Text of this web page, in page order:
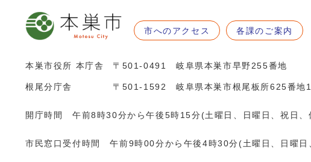
市へのアクセス 各課のご案内
本巣市役所 本庁舎 〒501-0491 岐阜県本巣市早野255番地
根尾分庁舎 〒501-1592 岐阜県本巣市根尾板所625番地1
開庁時間 午前8時30分から午後5時15分(土曜日、日曜日、祝日、
市民窓口受付時間 午前9時00分から午後4時30分(土曜日、日曜日